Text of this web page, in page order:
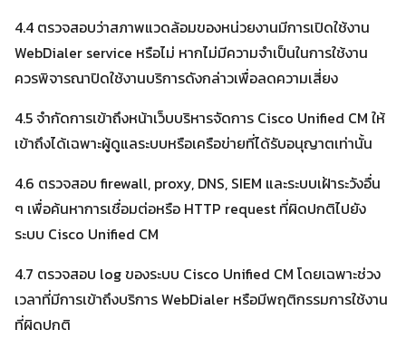
4.4 ตรวจสอบว่าสภาพแวดล้อมของหน่วยงานมีการเปิดใช้งาน
WebDialer service หรือไม่ หากไม่มีความจำเป็นในการใช้งาน
ควรพิจารณาปิดใช้งานบริการดังกล่าวเพื่อลดความเสี่ยง
4.5 จำกัดการเข้าถึงหน้าเว็บบริหารจัดการ Cisco Unified CM ให้
เข้าถึงได้เฉพาะผู้ดูแลระบบหรือเครือข่ายที่ได้รับอนุญาตเท่านั้น
4.6 ตรวจสอบ firewall, proxy, DNS, SIEM และระบบเฝ้าระวังอื่น
ๆ เพื่อค้นหาการเชื่อมต่อหรือ HTTP request ที่ผิดปกติไปยัง
ระบบ Cisco Unified CM
4.7 ตรวจสอบ log ของระบบ Cisco Unified CM โดยเฉพาะช่วง
เวลาที่มีการเข้าถึงบริการ WebDialer หรือมีพฤติกรรมการใช้งาน
ที่ผิดปกติ